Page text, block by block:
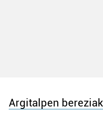
Argitalpen bereziak